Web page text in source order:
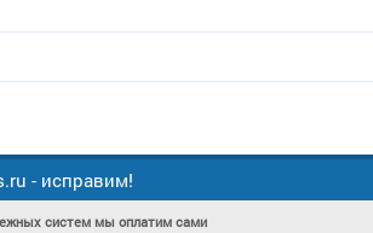
- исправим!
систем мы оплатим сами